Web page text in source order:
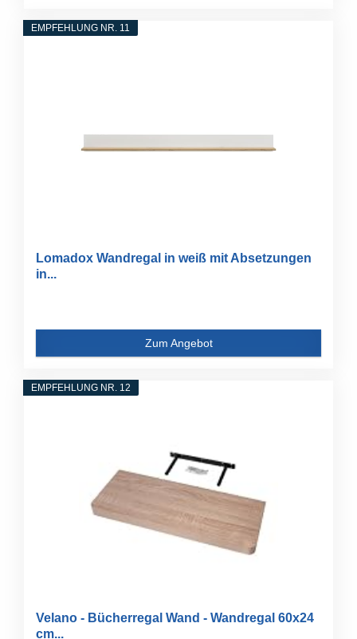
EMPFEHLUNG NR. 11
Lomadox Wandregal in weiß mit Absetzungen
in...
Zum Angebot
EMPFEHLUNG NR. 12
Velano - Bücherregal Wand - Wandregal 60x24
cm...